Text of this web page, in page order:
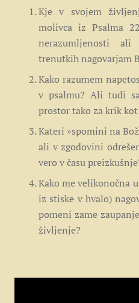
Kje v svojem
molivca iz Psalma
nerazumljenosti
trenutkih nagovarjam
Kako razumem
v psalmu? Ali tudi
prostor tako za krik
Kateri »spomini na
ali v zgodovini
vero v času
Kako me velikonočna
iz stiske v hvalo)
pomeni zame
življenje?